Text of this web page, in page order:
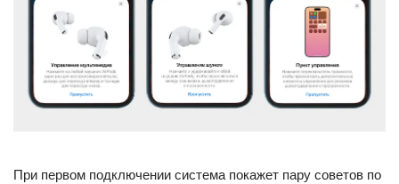
При первом подключении система покажет пару советов по